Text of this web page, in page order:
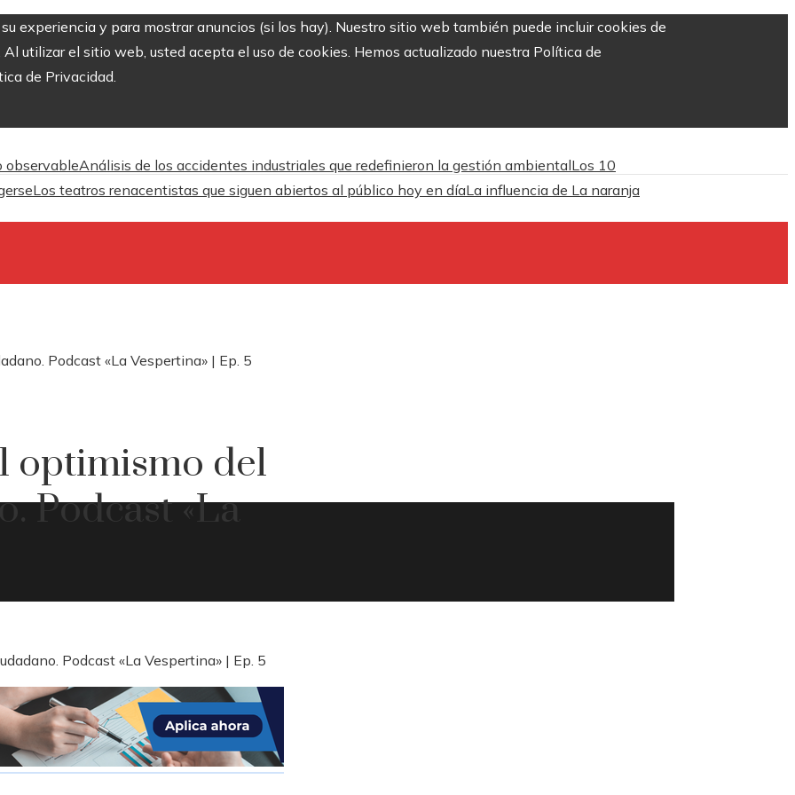
experiencia y para mostrar anuncios (si los hay). Nuestro sitio web también puede incluir cookies de
utilizar el sitio web, usted acepta el uso de cookies. Hemos actualizado nuestra Política de
de Privacidad.
observableAnálisis de los accidentes industriales que redefinieron la gestión ambientalLos 10
Los teatros renacentistas que siguen abiertos al público hoy en díaLa influencia de La naranja
Podcast «La Vespertina» | Ep. 5
optimismo del
Podcast «La